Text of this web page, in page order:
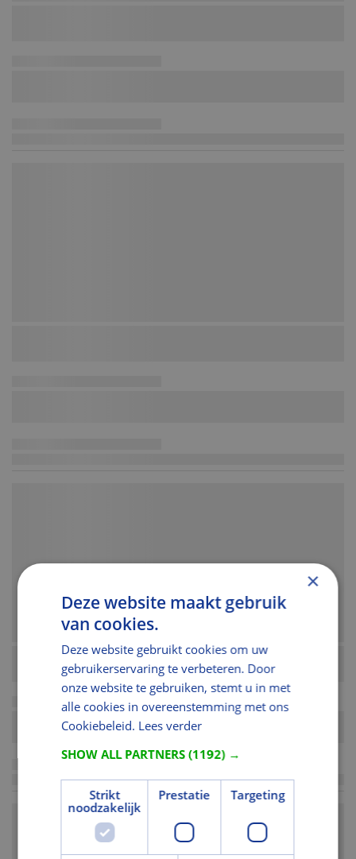
×
Deze website maakt gebruik
van cookies.
Deze website gebruikt cookies om uw
gebruikerservaring te verbeteren. Door
onze website te gebruiken, stemt u in met
alle cookies in overeenstemming met ons
Cookiebeleid. Lees verder
SHOW ALL PARTNERS(1192) →
Strikt
noodzakelijk
Prestatie Targeting